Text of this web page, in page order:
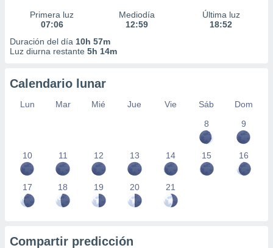
Primera luz
07:06
Mediodía
12:59
Última luz
18:52
Duración del día 10h 57m
Luz diurna restante 5h 14m
Calendario lunar
Lun Mar Mié Jue Vie Sáb
Dom
8
9
10 11 12 13 14 15 16
17 18 19 20 21
Compartir predicción